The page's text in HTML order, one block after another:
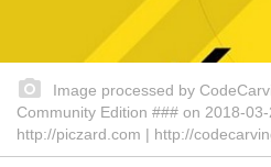
Image processed by
Community Edition ### on 2018-
http://piczard.com | http://